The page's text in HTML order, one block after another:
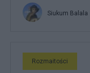
Siukum Balala
Rozmaitości